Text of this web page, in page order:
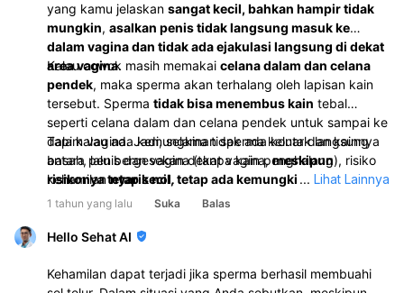
yang kamu jelaskan sangat kecil, bahkan hampir tidak
mungkin, asalkan penis tidak langsung masuk ke
dalam vagina dan tidak ada ejakulasi langsung di dekat
area vagina.
Kalau cowok masih memakai celana dalam dan celana
pendek, maka sperma akan terhalang oleh lapisan kain
tersebut. Sperma tidak bisa menembus kain tebal
seperti celana dalam dan celana pendek untuk sampai ke
dalam vagina. Jadi, selama tidak ada kontak langsung
antara penis dan vagina (tanpa kain penghalang), risiko
kehamilannyaris nol.
Tapi kalau ada kemungkinan sperma keluar dan kainnya
basah, lalu bergesekan dekat vagina,meskipun
risikonya tetap kecil, tetap ada kemungkinan. Jadi,
kalau kamu khawatir atau ingin lebih aman, penting untuk
perlindungan.
... Lihat Lainnya
1 tahun yang lalu Suka Balas
Hello Sehat AI
Kehamilan dapat terjadi jika sperma berhasil membuahi